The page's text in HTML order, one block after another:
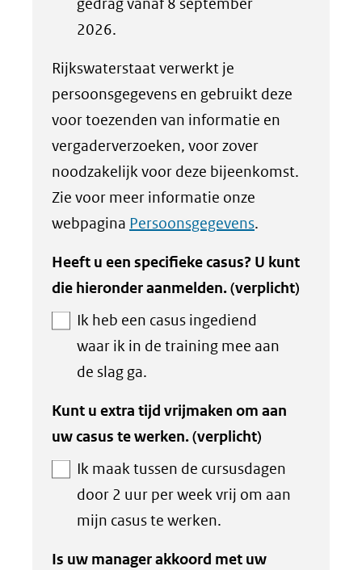
gedrag vanaf 8 september
2026.
Rijkswaterstaat verwerkt je
persoonsgegevens en gebruikt deze
voor toezenden van informatie en
vergaderverzoeken, voor zover
noodzakelijk voor deze bijeenkomst.
Zie voor meer informatie onze
webpagina Persoonsgegevens.
Heeft u een specifieke casus? U kunt
die hieronder aanmelden.(verplicht)
Ik heb een casus ingediend
waar ik in de training mee aan
de slag ga.
Kunt u extra tijd vrijmaken om aan
uw casus te werken.(verplicht)
Ik maak tussen de cursusdagen
door 2 uur per week vrij om aan
mijn casus te werken.
Is uw manager akkoord met uw